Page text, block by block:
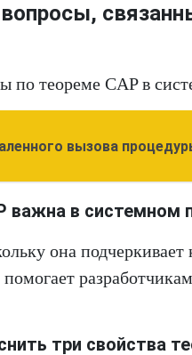
по теореме CAP в
вызова
важна в системном
она
три свойства